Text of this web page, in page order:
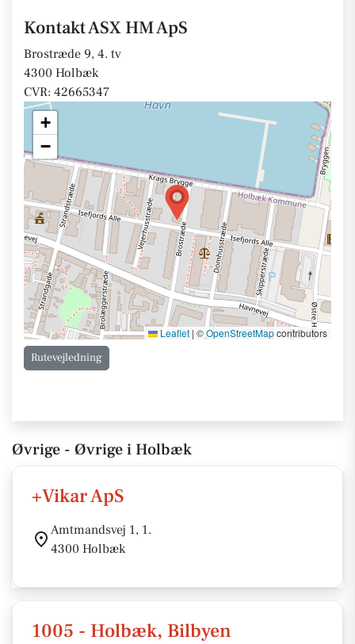
Kontakt ASX HM ApS
Brostræde 9, 4. tv
4300 Holbæk
CVR: 42665347
+
−
Leaflet | ©OpenStreetMapcontributors
Rutevejledning
Øvrige - Øvrige i Holbæk
+Vikar ApS
Amtmandsvej 1, 1.
4300 Holbæk
1005 - Holbæk, Bilbyen